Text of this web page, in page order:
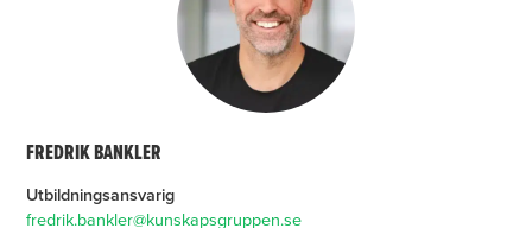
FREDRIK BANKLER
Utbildningsansvarig
fredrik.bankler@kunskapsgruppen.se